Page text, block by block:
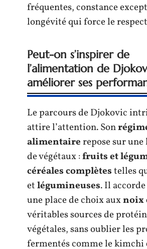
fréquentes, constance
longévité qui force le
Peut-on s’inspirer de
l’alimentation de
améliorer ses
Le parcours de Djokovic
attire l’attention. Son
alimentairerepose sur
de végétaux :fruits et
céréales complètestelles
etlégumineuses. Il
une place de choix auxnoix
véritables sources de
végétales, sans oublier les
fermentés comme le kimchi